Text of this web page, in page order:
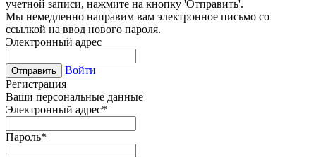
учетной записи, нажмите на кнопку 'Отправить'.
Мы немедленно направим вам электронное письмо со
ссылкой на ввод нового пароля.
Электронный адрес
Отправить
Войти
Регистрация
Ваши персональные данные
Электронный адрес*
Пароль*